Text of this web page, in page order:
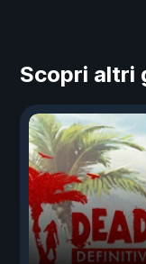
Scopri altri